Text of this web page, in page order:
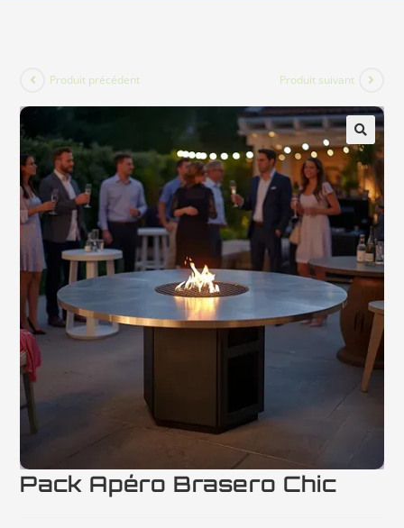
Produit précédent Produit suivant
Pack Apéro Brasero Chic